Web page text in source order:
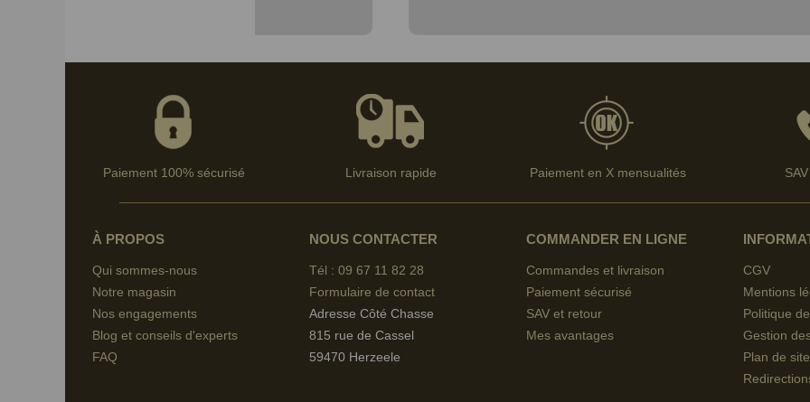
Paiement 100% sécurisé Livraison rapide Paiement en X mensualités
À PROPOS
Qui sommes-nous
Notre magasin
Nos engagements
Blog et conseils d'experts
FAQ
NOUS CONTACTER
Tél : 09 67 11 82 28
Formulaire de contact
Adresse Côté Chasse
815 rue de Cassel
59470 Herzeele
COMMANDER EN LIGNE
Commandes et livraison
Paiement sécurisé
SAV et retour
Mes avantages
CGV
Mentions
Politique
Gestion
Plan de site